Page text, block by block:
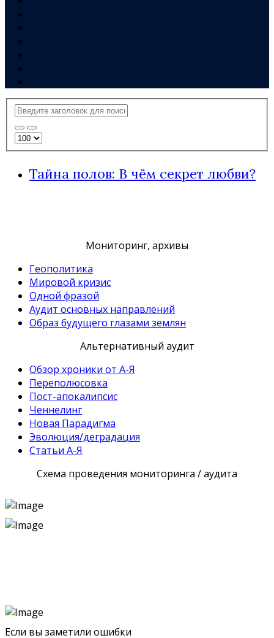
Тайна полов: В чём секрет любви?
Мониторинг, архивы
Геополитика
Мировой кризис
Одной фразой
Аудит основных направлений
Образ будущего глазами землян
Альтернативный аудит
Обзор хроники от А-Я
Переполюсовка
Пост-апокалипсис
Ченнелинг
Новая Парадигма
Эволюция/деградация
Статьи А-Я
Схема проведения мониторинга / аудита
Если вы заметили ошибки